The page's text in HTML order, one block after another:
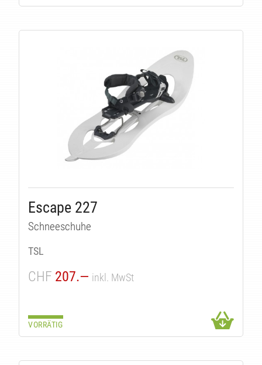
Escape 227
Schneeschuhe
TSL
CHF 207.— inkl. MwSt
VORRÄTIG